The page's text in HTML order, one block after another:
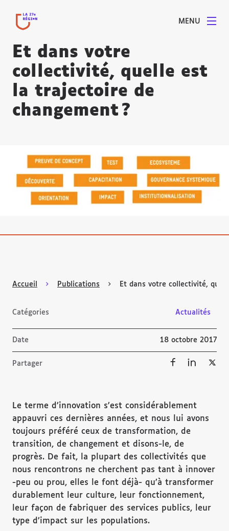
MENU
Et dans votre
collectivité, quelle est
la trajectoire de
changement ?
Accueil Publications Et dans votre collectivité,
Catégories Actualités
Date 18 octobre 2017
Partager
Le terme d’innovation s’est considérablement
appauvri ces dernières années, et nous lui avons
toujours préféré ceux de transformation, de
transition, de changement et disons-le, de
progrès. De fait, la plupart des collectivités que
nous rencontrons ne cherchent pas tant à innover
-peu ou prou, elles le font déjà- qu’à transformer
durablement leur culture, leur fonctionnement,
leur façon de fabriquer des services publics, leur
type d’impact sur les populations.